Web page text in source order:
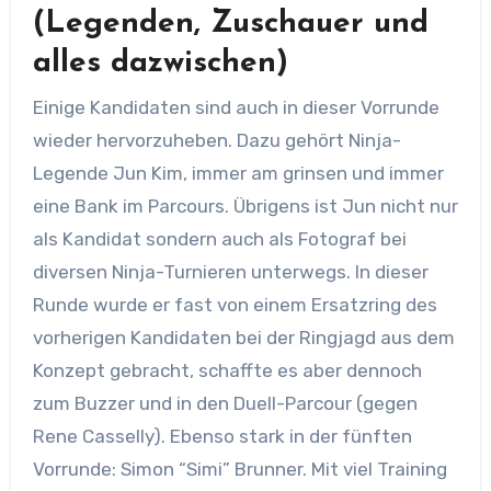
(Legenden, Zuschauer und
alles dazwischen)
Einige Kandidaten sind auch in dieser Vorrunde
wieder hervorzuheben. Dazu gehört Ninja-
Legende Jun Kim, immer am grinsen und immer
eine Bank im Parcours. Übrigens ist Jun nicht nur
als Kandidat sondern auch als Fotograf bei
diversen Ninja-Turnieren unterwegs. In dieser
Runde wurde er fast von einem Ersatzring des
vorherigen Kandidaten bei der Ringjagd aus dem
Konzept gebracht, schaffte es aber dennoch
zum Buzzer und in den Duell-Parcour (gegen
Rene Casselly). Ebenso stark in der fünften
Vorrunde: Simon “Simi” Brunner. Mit viel Training